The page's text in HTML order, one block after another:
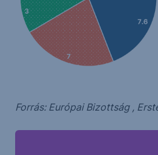
Forrás: Európai Bizottság ,